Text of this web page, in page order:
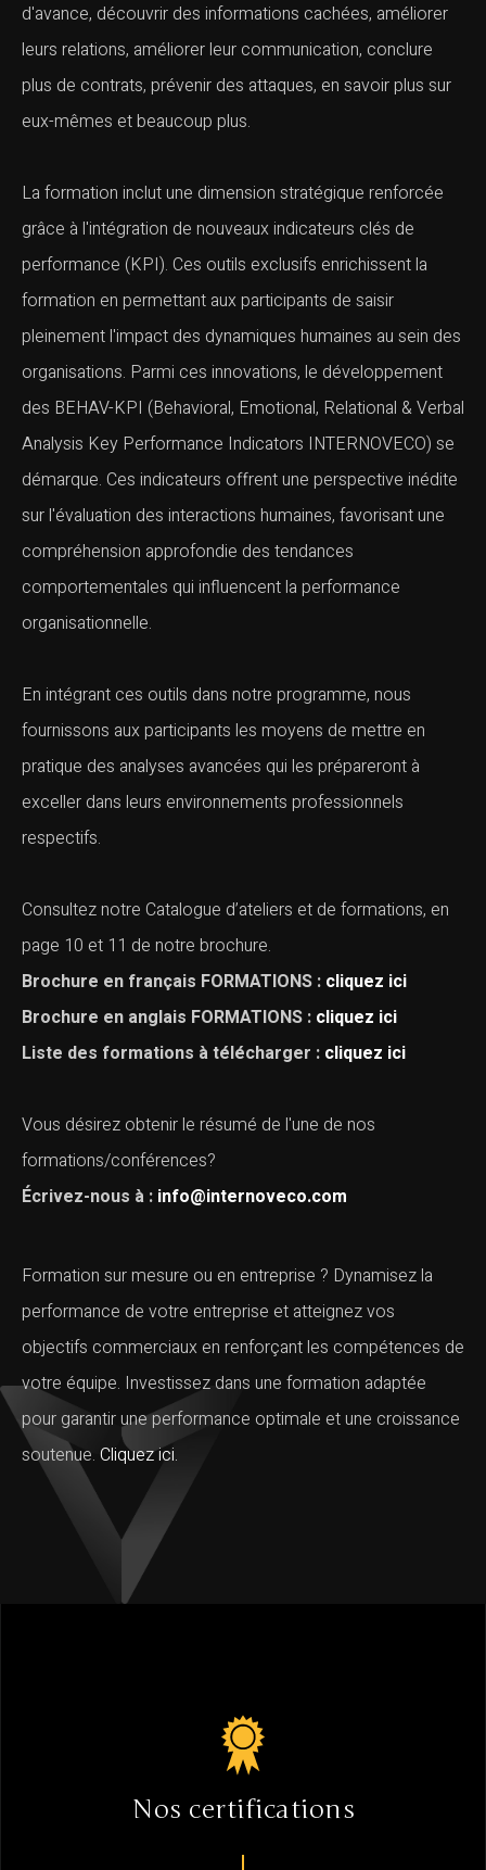
d'avance, découvrir des informations cachées, améliorer
leurs relations, améliorer leur communication, conclure
plus de contrats, prévenir des attaques, en savoir plus sur
eux-mêmes et beaucoup plus.
La formation inclut une dimension stratégique renforcée
grâce à l'intégration de nouveaux indicateurs clés de
performance (KPI). Ces outils exclusifs enrichissent la
formation en permettant aux participants de saisir
pleinement l'impact des dynamiques humaines au sein des
organisations. Parmi ces innovations, le développement
des BEHAV-KPI (Behavioral, Emotional, Relational & Verbal
Analysis Key Performance Indicators INTERNOVECO) se
démarque. Ces indicateurs offrent une perspective inédite
sur l'évaluation des interactions humaines, favorisant une
compréhension approfondie des tendances
comportementales qui influencent la performance
organisationnelle.
En intégrant ces outils dans notre programme, nous
fournissons aux participants les moyens de mettre en
pratique des analyses avancées qui les prépareront à
exceller dans leurs environnements professionnels
respectifs.
Consultez notre Catalogue d’ateliers et de formations, en
page 10 et 11 de notre brochure.
Brochure en français FORMATIONS : cliquez ici
Brochure en anglais FORMATIONS : cliquez ici
Liste des formations à télécharger : cliquez ici
Vous désirez obtenir le résumé de l'une de nos
formations/conférences?
Écrivez-nous à : info@internoveco.com
Formation sur mesure ou en entreprise ? Dynamisez la
performance de votre entreprise et atteignez vos
objectifs commerciaux en renforçant les compétences de
votre équipe. Investissez dans une formation adaptée
pour garantir une performance optimale et une croissance
soutenue. Cliquez ici.
Nos certifications